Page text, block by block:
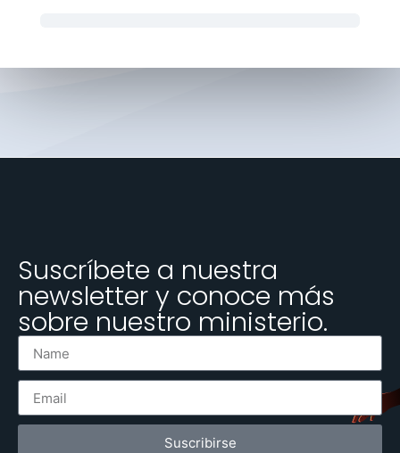
Suscríbete a nuestra
newsletter y conoce más
sobre nuestro ministerio.
Suscribirse